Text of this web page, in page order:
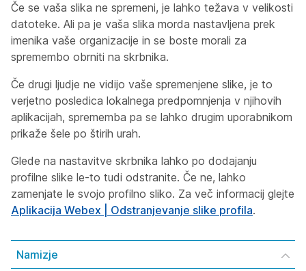
Če se vaša slika ne spremeni, je lahko težava v velikosti
datoteke. Ali pa je vaša slika morda nastavljena prek
imenika vaše organizacije in se boste morali za
spremembo obrniti na skrbnika.
Če drugi ljudje ne vidijo vaše spremenjene slike, je to
verjetno posledica lokalnega predpomnjenja v njihovih
aplikacijah, sprememba pa se lahko drugim uporabnikom
prikaže šele po štirih urah.
Glede na nastavitve skrbnika lahko po dodajanju
profilne slike le-to tudi odstranite. Če ne, lahko
zamenjate le svojo profilno sliko. Za več informacij glejte
Aplikacija Webex | Odstranjevanje slike profila.
Namizje